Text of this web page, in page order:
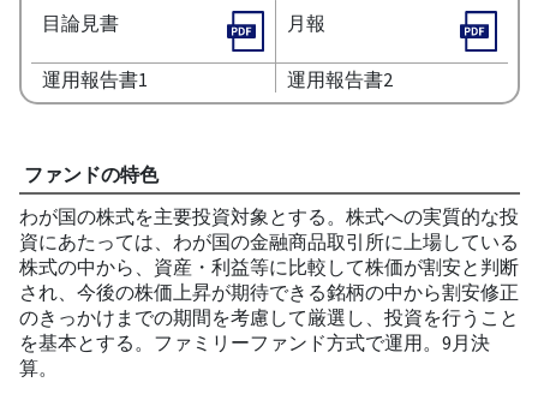
目論見書
月報
運用報告書1 運用報告書2
ファンドの特色
わが国の株式を主要投資対象とする。株式への実質的な投
資にあたっては、わが国の金融商品取引所に上場している
株式の中から、資産・利益等に比較して株価が割安と判断
され、今後の株価上昇が期待できる銘柄の中から割安修正
のきっかけまでの期間を考慮して厳選し、投資を行うこと
を基本とする。ファミリーファンド方式で運用。9月決
算。